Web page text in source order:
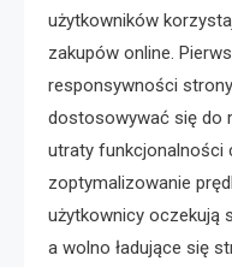
użytkowników
zakupów online.
responsywności
dostosowywać się do
utraty funkcjonalności
zoptymalizowanie
użytkownicy oczekują
a wolno ładujące się